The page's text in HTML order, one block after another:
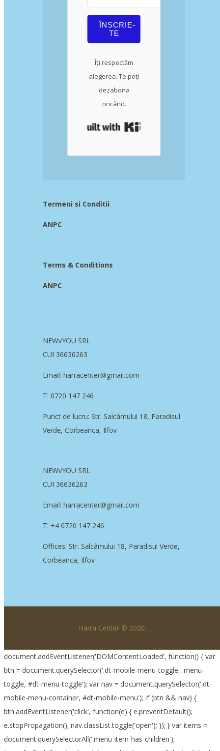
ÎNSCRIE-
TE
Îți respectăm
alegerea. Te poți
dezabona
oricând.
Termeni si Conditii
ANPC
Terms & Conditions
ANPC
NEWvYOU SRL
CUI 36636263
Email: harracenter@gmail.com
T: 0720 147 246
Punct de lucru: Str. Salcâmului 18, Paradisul
Verde, Corbeanca, Ilfov
NEWvYOU SRL
CUI 36636263
Email: harracenter@gmail.com
T: +4 0720 147 246
Offices: Str. Salcâmului 18, Paradisul Verde,
Corbeanca, Ilfov
Harra Center © 2020. .
document.addEventListener('DOMContentLoaded', function() { var
btn = document.querySelector('.dt-mobile-menu-toggle, .menu-
toggle, #dt-menu-toggle'); var nav = document.querySelector('.dt-
mobile-menu-container, #dt-mobile-menu'); if (btn && nav) {
btn.addEventListener('click', function(e) { e.preventDefault();
e.stopPropagation(); nav.classList.toggle('open'); }); } var items =
document.querySelectorAll('.menu-item-has-children');